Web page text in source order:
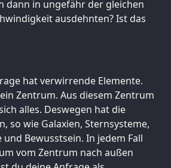
dann in ungefähr der gleichen
ausdehnten? Ist das
hat verwirrende Elemente.
Zentrum. Aus diesem Zentrum
alles. Deswegen hat die
so wie Galaxien, Sternsysteme,
Bewusstsein. In jedem Fall
vom Zentrum nach außen